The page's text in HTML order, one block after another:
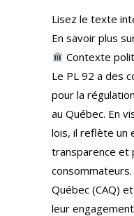
Lisez le texte
En savoir plus
Contexte
Le PL 92 a des
pour la
au Québec. En
lois, il reflète un
transparence et
Québec (CAQ)
leur